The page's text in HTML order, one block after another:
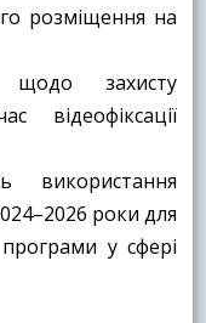
розміщення на
захисту
відеофіксації
використання
роки для
у сфері